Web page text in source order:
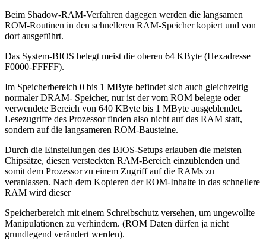
Beim Shadow-RAM-Verfahren dagegen werden die langsamen
ROM-Routinen in den schnelleren RAM-Speicher kopiert und von
dort ausgeführt.
Das System-BIOS belegt meist die oberen 64 KByte (Hexadresse
F0000-FFFFF).
Im Speicherbereich 0 bis 1 MByte befindet sich auch gleichzeitig
normaler DRAM- Speicher, nur ist der vom ROM belegte oder
verwendete Bereich von 640 KByte bis 1 MByte ausgeblendet.
Lesezugriffe des Prozessor finden also nicht auf das RAM statt,
sondern auf die langsameren ROM-Bausteine.
Durch die Einstellungen des BIOS-Setups erlauben die meisten
Chipsätze, diesen versteckten RAM-Bereich einzublenden und
somit dem Prozessor zu einem Zugriff auf die RAMs zu
veranlassen. Nach dem Kopieren der ROM-Inhalte in das schnellere
RAM wird dieser
Speicherbereich mit einem Schreibschutz versehen, um ungewollte
Manipulationen zu verhindern. (ROM Daten dürfen ja nicht
grundlegend verändert werden).